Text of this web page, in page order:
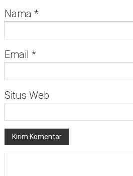
Nama *
Email *
Situs Web